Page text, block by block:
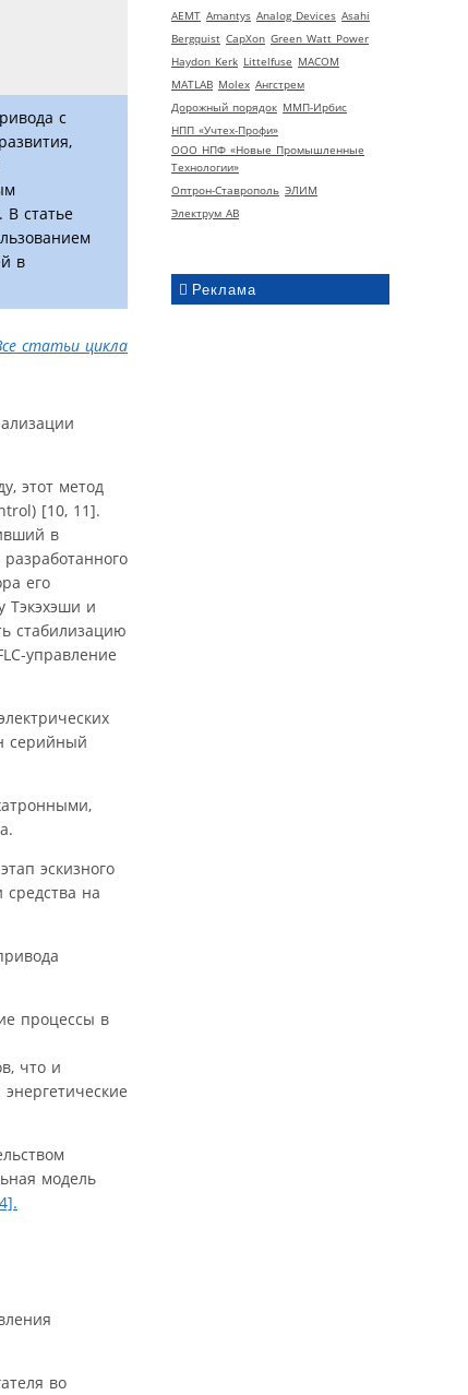
AEMT Amantys Analog Devices Asahi
Bergquist CapXon Green Watt Power
Haydon Kerk Littelfuse MACOM
MATLAB Molex Ангстрем
Дорожный порядок ММП-Ирбис
НПП «Учтех-Профи»
ООО НПФ «Новые Промышленные
Технологии»
Оптрон-Ставрополь ЭЛИМ
Электрум АВ
Реклама
с
В статье
в
статьи цикла
этот метод
[10, 11].
в
его
Тэкэхэши и
стабилизацию
управление
серийный
эскизного
на
процессы в
что и
модель
во